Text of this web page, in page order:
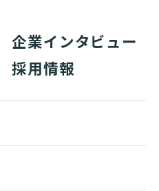
企業インタビュー
採用情報